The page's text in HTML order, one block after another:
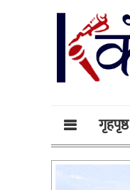
गृहपृष्ठ